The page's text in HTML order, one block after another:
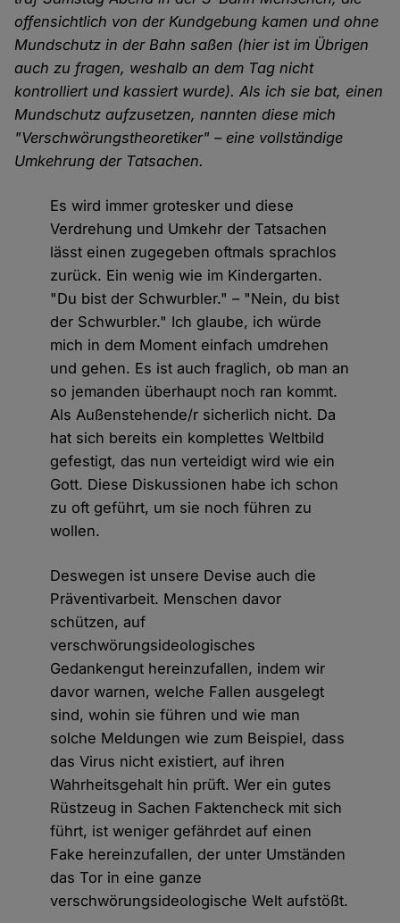
offensichtlich von der Kundgebung kamen und ohne
Mundschutz in der Bahn saßen (hier ist im Übrigen
auch zu fragen, weshalb an dem Tag nicht
kontrolliert und kassiert wurde). Als ich sie bat, einen
Mundschutz aufzusetzen, nannten diese mich
"Verschwörungstheoretiker" – eine vollständige
Umkehrung der Tatsachen.
Es wird immer grotesker und diese
Verdrehung und Umkehr der Tatsachen
lässt einen zugegeben oftmals sprachlos
zurück. Ein wenig wie im Kindergarten.
"Du bist der Schwurbler." – "Nein, du bist
der Schwurbler." Ich glaube, ich würde
mich in dem Moment einfach umdrehen
und gehen. Es ist auch fraglich, ob man an
so jemanden überhaupt noch ran kommt.
Als Außenstehende/r sicherlich nicht. Da
hat sich bereits ein komplettes Weltbild
gefestigt, das nun verteidigt wird wie ein
Gott. Diese Diskussionen habe ich schon
zu oft geführt, um sie noch führen zu
wollen.
Deswegen ist unsere Devise auch die
Präventivarbeit. Menschen davor
schützen, auf
verschwörungsideologisches
Gedankengut hereinzufallen, indem wir
davor warnen, welche Fallen ausgelegt
sind, wohin sie führen und wie man
solche Meldungen wie zum Beispiel, dass
das Virus nicht existiert, auf ihren
Wahrheitsgehalt hin prüft. Wer ein gutes
Rüstzeug in Sachen Faktencheck mit sich
führt, ist weniger gefährdet auf einen
Fake hereinzufallen, der unter Umständen
das Tor in eine ganze
verschwörungsideologische Welt aufstößt.